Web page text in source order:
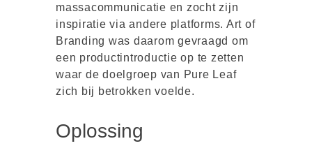
massacommunicatie en zocht zijn
inspiratie via andere platforms. Art of
Branding was daarom gevraagd om
een productintroductie op te zetten
waar de doelgroep van Pure Leaf
zich bij betrokken voelde.
Oplossing